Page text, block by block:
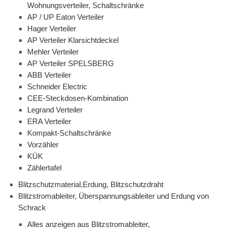
Wohnungsverteiler, Schaltschränke
AP / UP Eaton Verteiler
Hager Verteiler
AP Verteiler Klarsichtdeckel
Mehler Verteiler
AP Verteiler SPELSBERG
ABB Verteiler
Schneider Electric
CEE-Steckdosen-Kombination
Legrand Verteiler
ERA Verteiler
Kompakt-Schaltschränke
Vorzähler
KÜK
Zählertafel
Blitzschutzmaterial,Erdung, Blitzschutzdraht
Blitzstromableiter, Überspannungsableiter und Erdung von
Schrack
Alles anzeigen aus Blitzstromableiter,